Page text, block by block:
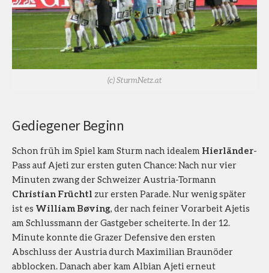
(c) SturmNetz.at
Gediegener Beginn
Schon früh im Spiel kam Sturm nach idealem Hierländer-
Pass auf Ajeti zur ersten guten Chance: Nach nur vier
Minuten zwang der Schweizer Austria-Tormann
Christian Früchtl zur ersten Parade. Nur wenig später
ist es William Bøving, der nach feiner Vorarbeit Ajetis
am Schlussmann der Gastgeber scheiterte. In der 12.
Minute konnte die Grazer Defensive den ersten
Abschluss der Austria durch Maximilian Braunöder
abblocken. Danach aber kam Albian Ajeti erneut